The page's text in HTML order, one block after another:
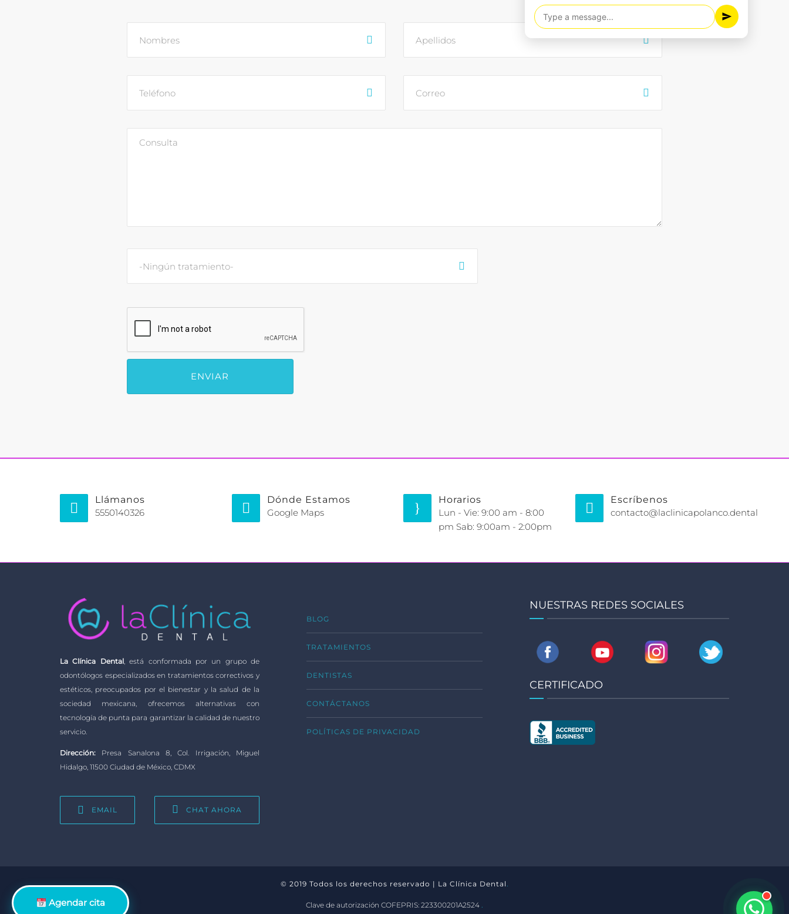
Llámanos
5550140326
Dónde Estamos
Google Maps
Horarios
Lun - Vie: 9:00 am - 8:00
pm Sab: 9:00am - 2:00pm
Escríbenos
contacto@laclinicapolanco.dental
La Clínica Dental, está conformada por un grupo de
odontólogos especializados en tratamientos correctivos y
estéticos, preocupados por el bienestar y la salud de la
sociedad mexicana, ofrecemos alternativas con
tecnología de punta para garantizar la calidad de nuestro
servicio.
Dirección: Presa Sanalona 8, Col. Irrigación, Miguel
Hidalgo, 11500 Ciudad de México, CDMX
EMAIL CHAT AHORA
BLOG
TRATAMIENTOS
DENTISTAS
CONTÁCTANOS
POLÍTICAS DE PRIVACIDAD
NUESTRAS REDES SOCIALES
CERTIFICADO
© 2019 Todos los derechos reservado | La Clínica Dental.
Clave de autorización COFEPRIS: 223300201A2524 .
Agendar cita